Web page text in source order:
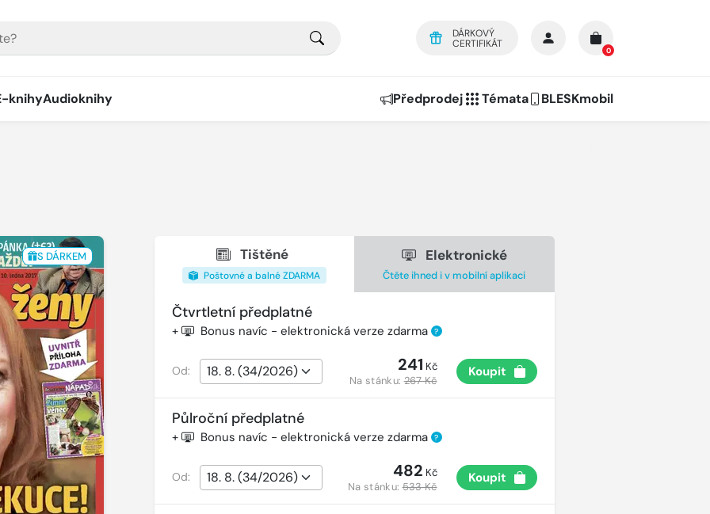
DÁRKOVÝ
CERTIFIKÁT
0
knihyAudioknihy Předprodej Témata BLESKmobil
S DÁRKEM Tištěné
Poštovné a balné ZDARMA
Elektronické
Čtěte ihned i v mobilní aplikaci
Čtvrtletní předplatné
+ Bonus navíc - elektronická verze zdarma ?
Od: 241 Kč
Na stánku:267 Kč
Koupit
Půlroční předplatné
+ Bonus navíc - elektronická verze zdarma ?
Od: 482 Kč
Na stánku:533 Kč
Koupit